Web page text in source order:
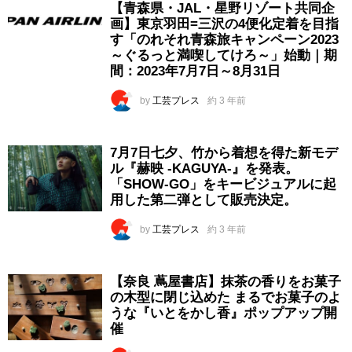
【青森県・JAL・星野リゾート共同企
画】東京羽田=三沢の4便化定着を目指
す「のれそれ青森旅キャンペーン2023
～ぐるっと満喫してけろ～」始動｜期
間：2023年7月7日～8月31日
by 工芸プレス 約 3 年前
7月7日七夕、竹から着想を得た新モデ
ル『赫映 -KAGUYA-』を発表。
「SHOW-GO」をキービジュアルに起
用した第二弾として販売決定。
by 工芸プレス 約 3 年前
【奈良 蔦屋書店】抹茶の香りをお菓子
の木型に閉じ込めた まるでお菓子のよ
うな『いとをかし香』ポップアップ開
催